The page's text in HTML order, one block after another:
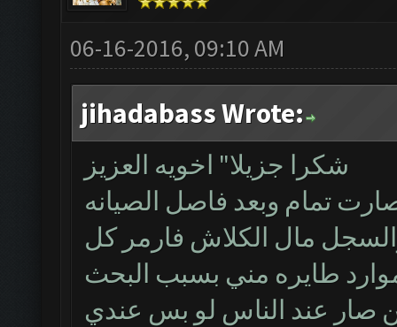
06-16-2016, 09:10 AM
jihadabass Wrote:
شكرا جزيلا" اخويه العزيز
تمام وبعد فاصل الصيانه
مال الكلاش فارمر كل
صار عند الناس لو بس عندي